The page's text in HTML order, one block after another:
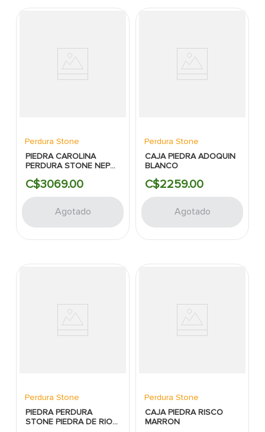
Perdura Stone
PIEDRA CAROLINA
PERDURA STONE NEPAL
C$3069.00
Agotado
Perdura Stone
CAJA PIEDRA ADOQUIN
BLANCO
C$2259.00
Agotado
Perdura Stone
PIEDRA PERDURA
STONE PIEDRA DE RIO
Perdura Stone
CAJA PIEDRA RISCO
MARRON